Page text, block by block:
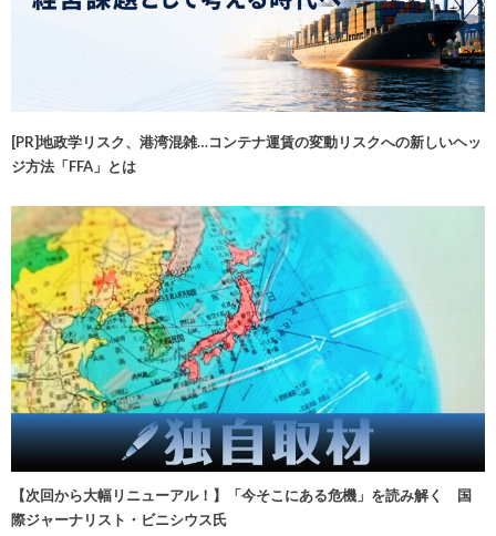
[PR]地政学リスク、港湾混雑…コンテナ運賃の変動リスクへの新しいヘッ
ジ方法「FFA」とは
【次回から大幅リニューアル！】「今そこにある危機」を読み解く 国
際ジャーナリスト・ビニシウス氏